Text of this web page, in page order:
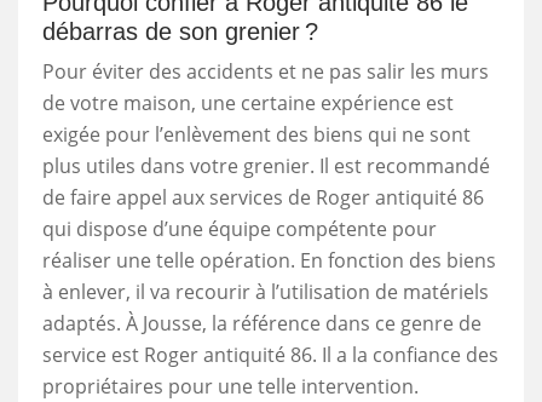
débarras de son grenier ?
Pour éviter des accidents et ne pas salir les murs
de votre maison, une certaine expérience est
exigée pour l’enlèvement des biens qui ne sont
plus utiles dans votre grenier. Il est recommandé
de faire appel aux services de Roger antiquité 86
qui dispose d’une équipe compétente pour
réaliser une telle opération. En fonction des biens
à enlever, il va recourir à l’utilisation de matériels
adaptés. À Jousse, la référence dans ce genre de
service est Roger antiquité 86. Il a la confiance des
propriétaires pour une telle intervention.